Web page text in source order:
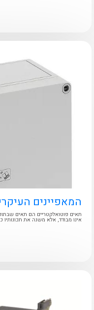
לכל מוצרי היצרן
לכל מוצרי היצרן
המאפיינים
תאים פוטואלקטריים הם תאים
אינו מבודד, אלא משנה את תכונותיו